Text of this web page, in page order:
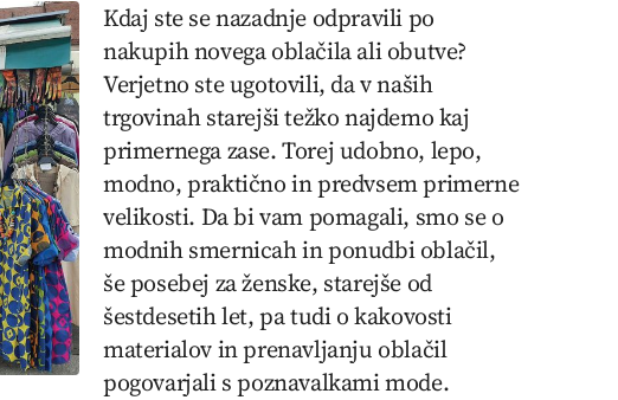
Kdaj ste se nazadnje odpravili po
nakupih novega oblačila ali obutve?
Verjetno ste ugotovili, da v naših
trgovinah starejši težko najdemo kaj
primernega zase. Torej udobno, lepo,
modno, praktično in predvsem primerne
velikosti. Da bi vam pomagali, smo se o
modnih smernicah in ponudbi oblačil,
še posebej za ženske, starejše od
šestdesetih let, pa tudi o kakovosti
materialov in prenavljanju oblačil
pogovarjali s poznavalkami mode.